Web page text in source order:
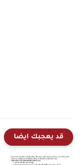
قد يعجبك ايضا